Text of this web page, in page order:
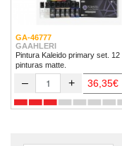
GA-46777
GAAHLERI
Pintura Kaleido primary set. 12
pinturas matte.
– + 36,35€